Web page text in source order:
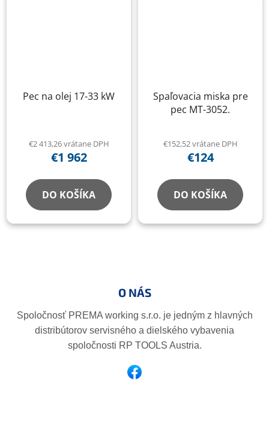
Pec na olej 17-33 kW
€2 413,26 vrátane DPH
€1 962
DO KOŠÍKA
Spaľovacia miska pre
pec MT-3052.
€152,52 vrátane DPH
€124
DO KOŠÍKA
O NÁS
Spoločnosť PREMA working s.r.o. je jedným z hlavných
distribútorov servisného a dielského vybavenia
spoločnosti RP TOOLS Austria.